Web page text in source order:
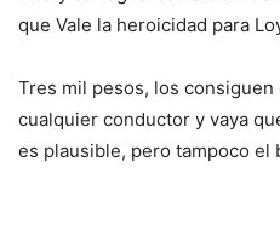
que Vale la heroicidad para
Tres mil pesos, los consiguen
cualquier conductor y vaya
es plausible, pero tampoco el